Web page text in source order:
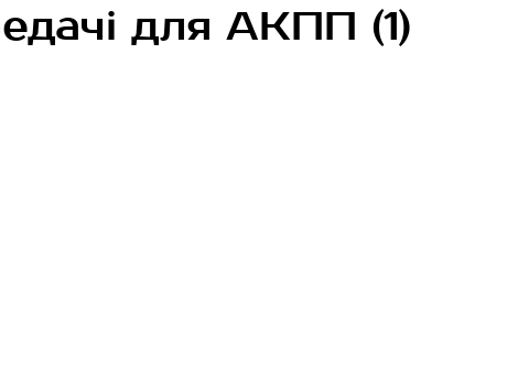
для АКПП (1)